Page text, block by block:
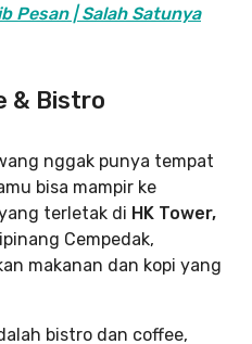
Pesan | Salah Satunya
& Bistro
nggak punya tempat
bisa mampir ke
terletak di HK Tower,
Cempedak,
makanan dan kopi yang
bistro dan coffee,